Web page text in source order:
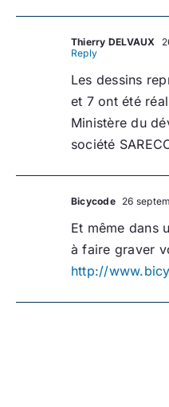
Thierry DELVAUX
Reply
Les dessins
et 7 ont été
Ministère du
société
Bicycode 26
Et même dans
à faire graver
http://